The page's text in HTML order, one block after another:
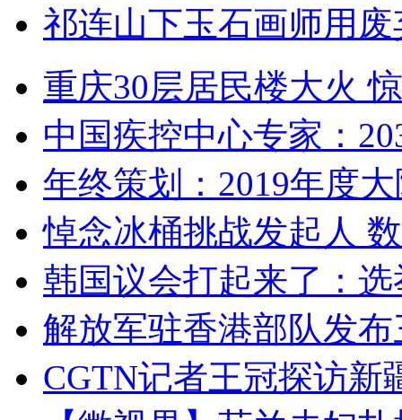
祁连山下玉石画师用
重庆30层居民楼大火
中国疾控中心专家：
年终策划：2019年度
悼念冰桶挑战发起人
韩国议会打起来了：
解放军驻香港部队发
CGTN记者王冠探访新